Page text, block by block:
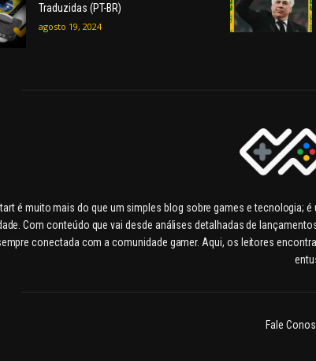
Traduzidas (PT-BR)
agosto 19, 2024
é muito mais do que um simples blog sobre games e tecnologia;
Com conteúdo que vai desde análises detalhadas de
conectada com a comunidade gamer. Aqui, os leitores
Fale